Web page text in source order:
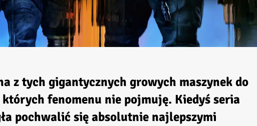
z tych gigantycznych growych maszynek do
fenomenu nie pojmuję. Kiedyś seria
pochwalić się absolutnie najlepszymi